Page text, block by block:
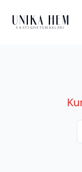
UNIKA HEM
FASTIGHETSMÄKLERI